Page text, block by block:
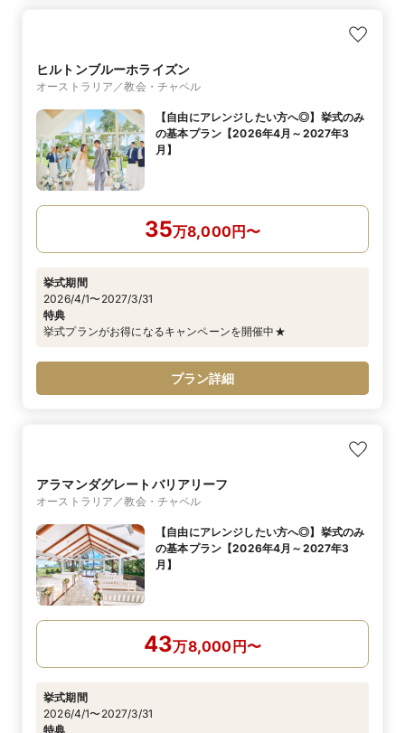
ヒルトンブルーホライズン
オーストラリア／教会・チャペル
【自由にアレンジしたい方へ◎】挙式のみ
の基本プラン【2026年4月～2027年3
月】
35万8,000円〜
挙式期間
2026/4/1〜2027/3/31
特典
挙式プランがお得になるキャンペーンを開催中★
プラン詳細
アラマンダグレートバリアリーフ
オーストラリア／教会・チャペル
【自由にアレンジしたい方へ◎】挙式のみ
の基本プラン【2026年4月～2027年3
月】
43万8,000円〜
挙式期間
2026/4/1〜2027/3/31
特典